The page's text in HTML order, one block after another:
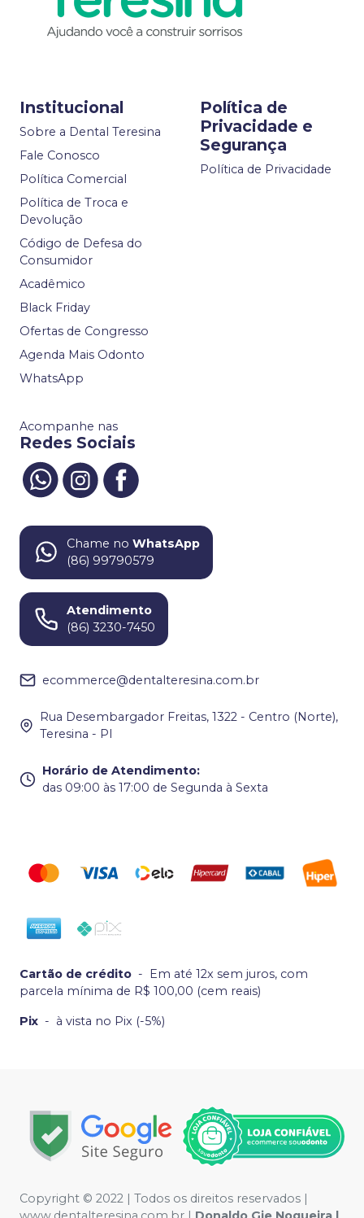
Institucional
Sobre a Dental Teresina
Fale Conosco
Política Comercial
Política de Troca e
Devolução
Código de Defesa do
Consumidor
Acadêmico
Black Friday
Ofertas de Congresso
Agenda Mais Odonto
WhatsApp
Política de
Privacidade e
Segurança
Política de Privacidade
Acompanhe nas
Redes Sociais
Chame no WhatsApp
(86) 99790579
Atendimento
(86) 3230-7450
ecommerce@dentalteresina.com.br
Rua Desembargador Freitas, 1322 - Centro (Norte),
Teresina - PI
Horário de Atendimento:
das 09:00 às 17:00 de Segunda à Sexta
Cartão de crédito - Em até 12x sem juros, com
parcela mínima de R$ 100,00 (cem reais)
Pix - à vista no Pix (-5%)
Copyright © 2022 | Todos os direitos reservados |